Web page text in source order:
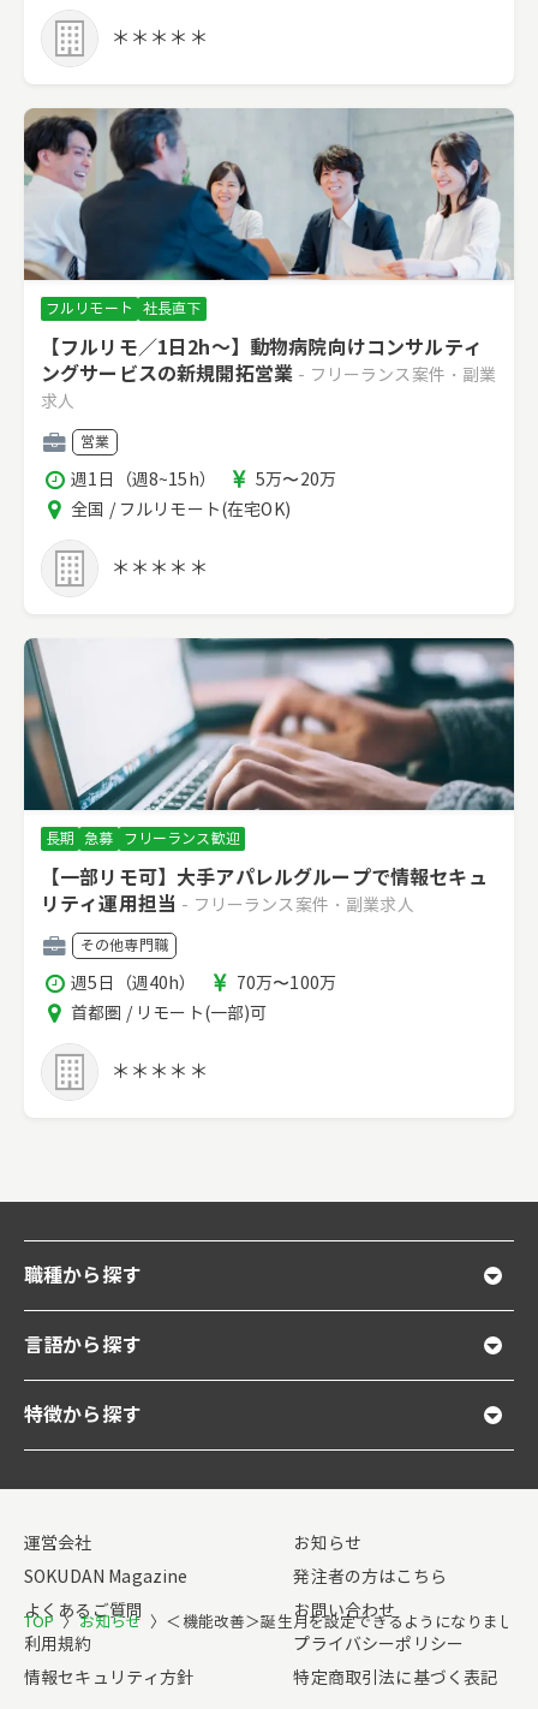
TOP 〉 お知らせ 〉 ＜機能改善＞誕生月を設定できるようになりました
間
ア
＊＊＊＊＊
フルリモート 社長直下
【フルリモ／1日2h～】動物病院向けコンサルティ
ングサービスの新規開拓営業 - フリーランス案件・副業
求人
職
種
営業
稼
働
時
間
週1日（週8~15h）
報
酬
5万〜20万
エ
ア
全国 / フルリモート(在宅OK)
＊＊＊＊＊
長期 急募 フリーランス歓迎
【一部リモ可】大手アパレルグループで情報セキュ
リティ運用担当 - フリーランス案件・副業求人
職
種
その他専門職
稼
働
時
間
週5日（週40h）
報
酬
70万〜100万
エ
ア
首都圏 / リモート(一部)可
＊＊＊＊＊
職種から探す
言語から探す
特徴から探す
運営会社
お知らせ
SOKUDAN Magazine
発注者の方はこちら
よくあるご質問
お問い合わせ
利用規約
プライバシーポリシー
情報セキュリティ方針
特定商取引法に基づく表記